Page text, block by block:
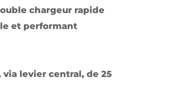
chargeur rapide
et performant
levier central, de 25